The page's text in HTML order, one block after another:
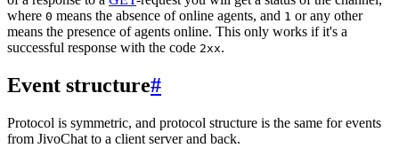
where 0 means the absence of online agents, and 1 or any other
means the presence of agents online. This only works if it's a
successful response with the code 2xx.
Event structure#
Protocol is symmetric, and protocol structure is the same for events
from JivoChat to a client server and back.